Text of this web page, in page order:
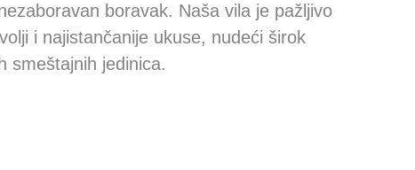
boravak. Naša vila je pažljivo
i najistančanije ukuse, nudeći širok
smeštajnih jedinica.